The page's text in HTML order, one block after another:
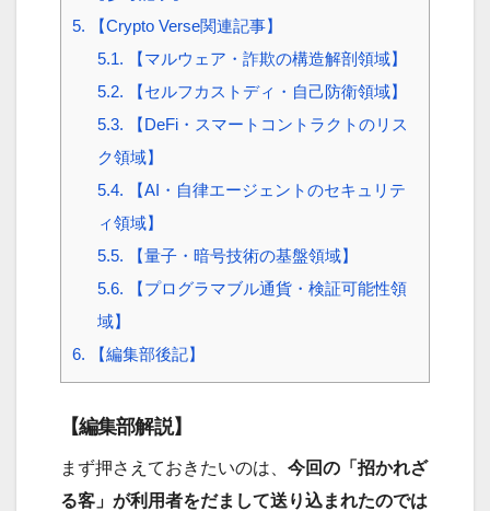
5. 【Crypto Verse関連記事】
5.1. 【マルウェア・詐欺の構造解剖領域】
5.2. 【セルフカストディ・自己防衛領域】
5.3. 【DeFi・スマートコントラクトのリス
ク領域】
5.4. 【AI・自律エージェントのセキュリテ
ィ領域】
5.5. 【量子・暗号技術の基盤領域】
5.6. 【プログラマブル通貨・検証可能性領
域】
6. 【編集部後記】
【編集部解説】
まず押さえておきたいのは、 今回の「招かれざ
る客」が利用者をだまして送り込まれたのでは